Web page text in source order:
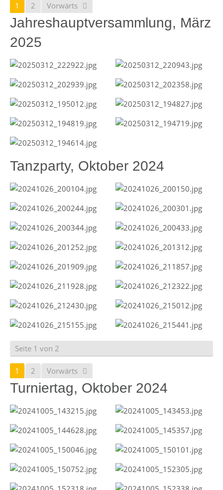
1 2 Vorwärts
Jahreshauptversammlung, März
2025
Tanzparty, Oktober 2024
Seite 1 von 2
1 2 Vorwärts
Turniertag, Oktober 2024